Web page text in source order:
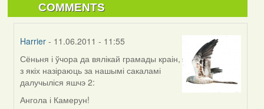
COMMENTS
Harrier - 11.06.2011 - 11:55
In
reply
to
by
Сёньня і ўчора да вялікай грамады краін,
з якіх назіраюць за нашымі сакаламі
далучыліся яшчэ 2:
Ангола і Камерун!